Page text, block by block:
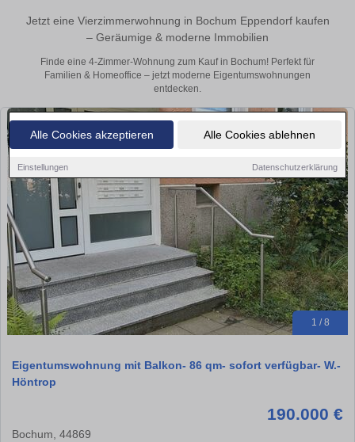
Alle Cookies akzeptieren Alle Cookies ablehnen
Einstellungen Datenschutzerklärung
Jetzt eine Vierzimmerwohnung in Bochum Eppendorf kaufen
– Geräumige & moderne Immobilien
Finde eine 4-Zimmer-Wohnung zum Kauf in Bochum! Perfekt für
Familien & Homeoffice – jetzt moderne Eigentumswohnungen
entdecken.
1 / 8
Eigentumswohnung mit Balkon- 86 qm- sofort verfügbar- W.-
Höntrop
190.000 €
Bochum, 44869